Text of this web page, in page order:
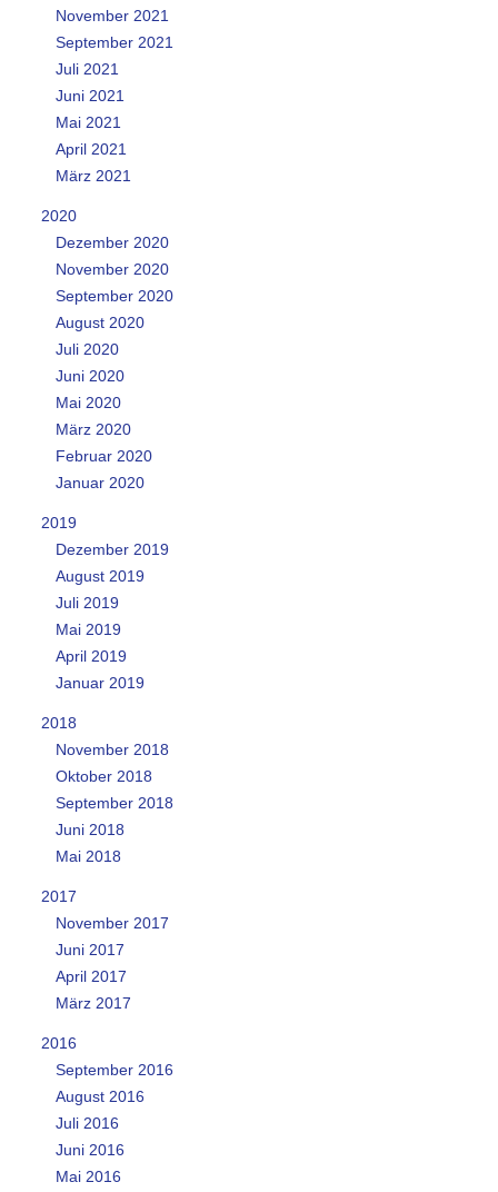
November 2021
September 2021
Juli 2021
Juni 2021
Mai 2021
April 2021
März 2021
2020
Dezember 2020
November 2020
September 2020
August 2020
Juli 2020
Juni 2020
Mai 2020
März 2020
Februar 2020
Januar 2020
2019
Dezember 2019
August 2019
Juli 2019
Mai 2019
April 2019
Januar 2019
2018
November 2018
Oktober 2018
September 2018
Juni 2018
Mai 2018
2017
November 2017
Juni 2017
April 2017
März 2017
2016
September 2016
August 2016
Juli 2016
Juni 2016
Mai 2016